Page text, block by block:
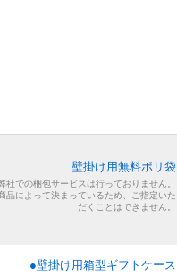
壁掛け用無料ポリ袋
社での梱包サービスは行っておりません。
品によって決まっているため、ご指定いた
だくことはできません。
●壁掛け用箱型ギフトケース